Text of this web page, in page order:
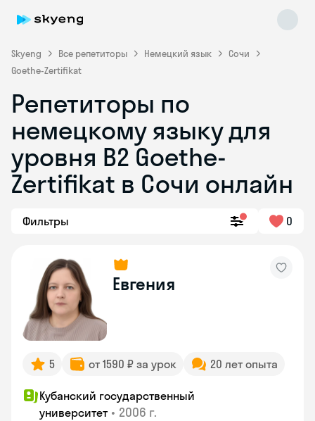
Skyeng Все репетиторы Немецкий язык
Сочи
Goethe-Zertifikat
Репетиторы по
немецкому языку для
уровня B2 Goethe-
Zertifikat в Сочи онлайн
Фильтры 0
Евгения
5 от 1590 ₽ за урок 20 лет опыта
Кубанский государственный
университет • 2006 г.
Skyeng Chat